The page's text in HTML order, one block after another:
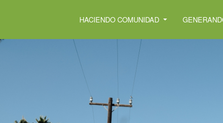
HACIENDO COMUNIDAD